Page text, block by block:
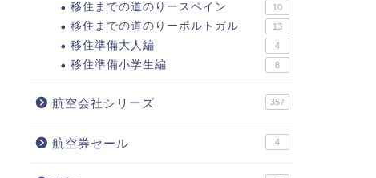
移住までの道のりースペイン 10
移住までの道のりーポルトガル 13
移住準備大人編 4
移住準備小学生編 8
航空会社シリーズ 357
航空券セール 4